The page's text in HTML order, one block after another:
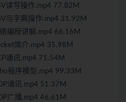
读写操作.mp4 77.82M
与字典操作.mp4 31.92M
编程讲解.mp4 66.16M
简介.mp4 35.98M
通讯.mp4 71.54M
程序模型.mp4 99.33M
通讯.mp4 51.37M
广播.mp4 46.61M